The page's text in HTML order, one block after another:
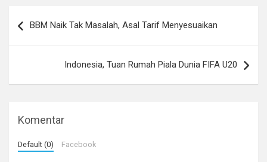
posBBM Naik Tak Masalah, Asal Tarif Menyesuaikan
Indonesia, Tuan Rumah Piala Dunia FIFA U20
Komentar
Default (0) Facebook